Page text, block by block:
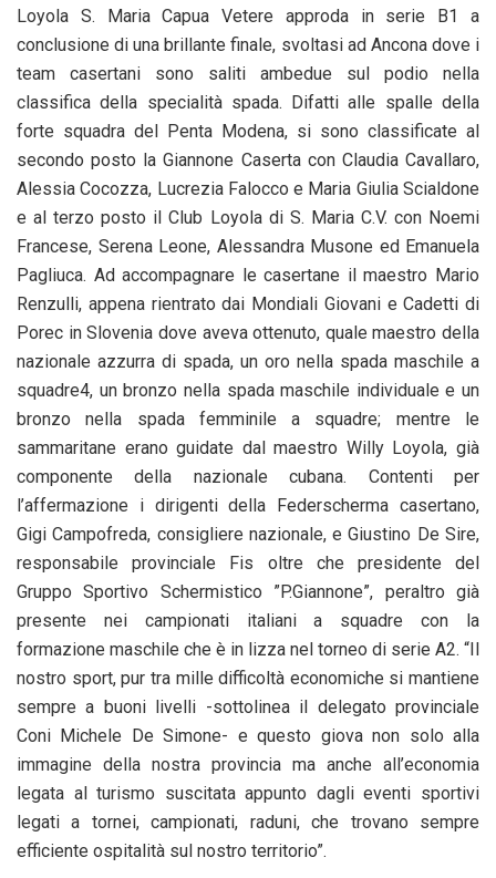
Loyola S. Maria Capua Vetere approda in serie B1 a
conclusione di una brillante finale, svoltasi ad Ancona dove i
team casertani sono saliti ambedue sul podio nella
classifica della specialità spada. Difatti alle spalle della
forte squadra del Penta Modena, si sono classificate al
secondo posto la Giannone Caserta con Claudia Cavallaro,
Alessia Cocozza, Lucrezia Falocco e Maria Giulia Scialdone
e al terzo posto il Club Loyola di S. Maria C.V. con Noemi
Francese, Serena Leone, Alessandra Musone ed Emanuela
Pagliuca. Ad accompagnare le casertane il maestro Mario
Renzulli, appena rientrato dai Mondiali Giovani e Cadetti di
Porec in Slovenia dove aveva ottenuto, quale maestro della
nazionale azzurra di spada, un oro nella spada maschile a
squadre4, un bronzo nella spada maschile individuale e un
bronzo nella spada femminile a squadre; mentre le
sammaritane erano guidate dal maestro Willy Loyola, già
componente della nazionale cubana. Contenti per
l’affermazione i dirigenti della Federscherma casertano,
Gigi Campofreda, consigliere nazionale, e Giustino De Sire,
responsabile provinciale Fis oltre che presidente del
Gruppo Sportivo Schermistico ”P.Giannone”, peraltro già
presente nei campionati italiani a squadre con la
formazione maschile che è in lizza nel torneo di serie A2. “Il
nostro sport, pur tra mille difficoltà economiche si mantiene
sempre a buoni livelli -sottolinea il delegato provinciale
Coni Michele De Simone- e questo giova non solo alla
immagine della nostra provincia ma anche all’economia
legata al turismo suscitata appunto dagli eventi sportivi
legati a tornei, campionati, raduni, che trovano sempre
efficiente ospitalità sul nostro territorio”.